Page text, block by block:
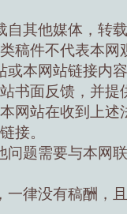
自其他媒体，转
稿件不代表本网
或本网站链接内
书面反馈，并提
网站在收到上述
接。
问题需要与本网
一律没有稿酬，